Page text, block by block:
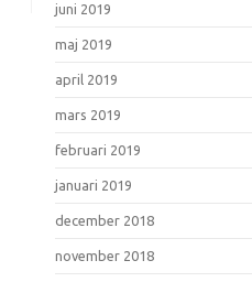
juni 2019
maj 2019
april 2019
mars 2019
februari 2019
januari 2019
december 2018
november 2018